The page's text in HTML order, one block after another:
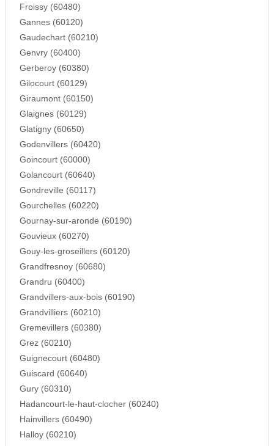
Froissy (60480)
Gannes (60120)
Gaudechart (60210)
Genvry (60400)
Gerberoy (60380)
Gilocourt (60129)
Giraumont (60150)
Glaignes (60129)
Glatigny (60650)
Godenvillers (60420)
Goincourt (60000)
Golancourt (60640)
Gondreville (60117)
Gourchelles (60220)
Gournay-sur-aronde (60190)
Gouvieux (60270)
Gouy-les-groseillers (60120)
Grandfresnoy (60680)
Grandru (60400)
Grandvillers-aux-bois (60190)
Grandvilliers (60210)
Gremevillers (60380)
Grez (60210)
Guignecourt (60480)
Guiscard (60640)
Gury (60310)
Hadancourt-le-haut-clocher (60240)
Hainvillers (60490)
Halloy (60210)